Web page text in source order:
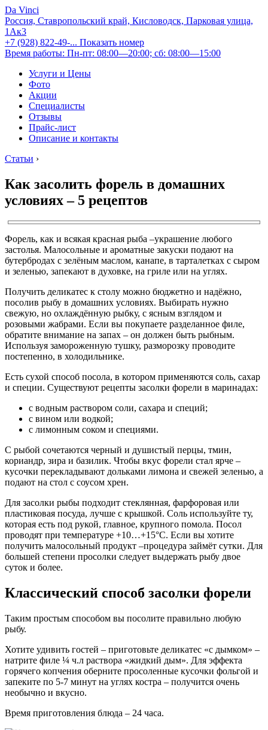
Da Vinci
Россия, Ставропольский край, Кисловодск, Парковая улица,
1Ак3
+7 (928) 822-49-... Показать номер
Время работы: Пн-пт: 08:00—20:00; сб: 08:00—15:00
Услуги и Цены
Фото
Акции
Специалисты
Отзывы
Прайс-лист
Описание и контакты
Статьи ›
Как засолить форель в домашних
условиях – 5 рецептов
Форель, как и всякая красная рыба –украшение любого
застолья. Малосольные и ароматные закуски подают на
бутербродах с зелёным маслом, канапе, в тарталетках с сыром
и зеленью, запекают в духовке, на гриле или на углях.
Получить деликатес к столу можно бюджетно и надёжно,
посолив рыбу в домашних условиях. Выбирать нужно
свежую, но охлаждённую рыбку, с ясным взглядом и
розовыми жабрами. Если вы покупаете разделанное филе,
обратите внимание на запах – он должен быть рыбным.
Используя замороженную тушку, разморозку проводите
постепенно, в холодильнике.
Есть сухой способ посола, в котором применяются соль, сахар
и специи. Существуют рецепты засолки форели в маринадах:
с водным раствором соли, сахара и специй;
с вином или водкой;
с лимонным соком и специями.
С рыбой сочетаются черный и душистый перцы, тмин,
кориандр, зира и базилик. Чтобы вкус форели стал ярче –
кусочки перекладывают дольками лимона и свежей зеленью, а
подают на стол с соусом хрен.
Для засолки рыбы подходит стеклянная, фарфоровая или
пластиковая посуда, лучше с крышкой. Соль используйте ту,
которая есть под рукой, главное, крупного помола. Посол
проводят при температуре +10…+15°С. Если вы хотите
получить малосольный продукт –процедура займёт сутки. Для
большей степени просолки следует выдержать рыбу двое
суток и более.
Классический способ засолки форели
Таким простым способом вы посолите правильно любую
рыбу.
Хотите удивить гостей – приготовьте деликатес «с дымком» –
натрите филе ¼ ч.л раствора «жидкий дым». Для эффекта
горячего копчения оберните просоленные кусочки фольгой и
запеките по 5-7 минут на углях костра – получится очень
необычно и вкусно.
Время приготовления блюда – 24 часа.